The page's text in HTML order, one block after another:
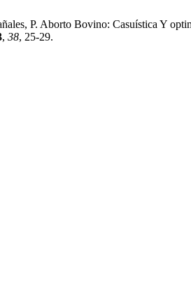
P. Aborto Bovino: Casuística Y
, 38, 25-29.